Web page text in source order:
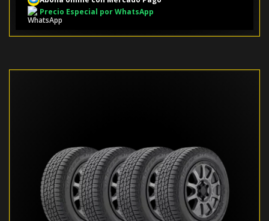
Precio Especial por WhatsApp